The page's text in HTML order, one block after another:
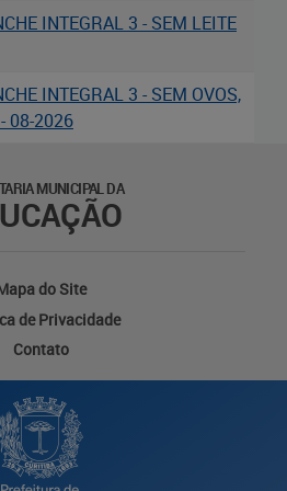
INTEGRAL 3 - SEM LEITE
INTEGRAL 3 - SEM OVOS,
08-2026
MUNICIPAL DA
do Site
de Privacidade
Contato